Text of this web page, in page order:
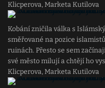
Klicperova, Marketa Kutilova
Kobání zničila válka s
směřované na pozice
ruinách. Přesto se sem
své město milují a chtějí ho
Klicperova, Marketa Kutilova